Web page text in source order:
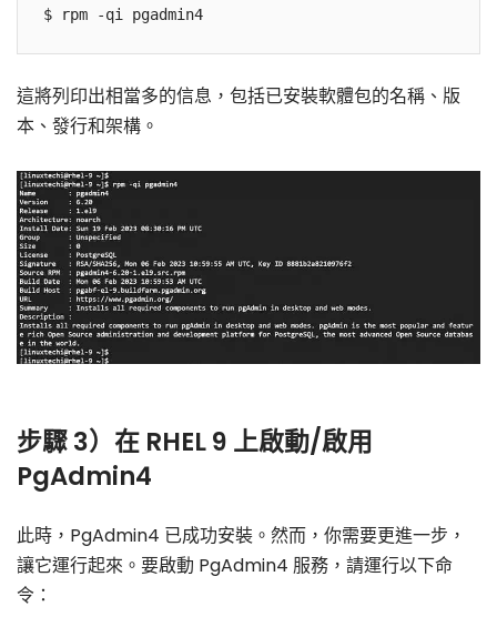
這將列印出相當多的信息，包括已安裝軟體包的名稱、版
本、發行和架構。
步驟 3）在 RHEL 9 上啟動/啟用
PgAdmin4
此時，PgAdmin4 已成功安裝。然而，你需要更進一步，
讓它運行起來。要啟動 PgAdmin4 服務，請運行以下命
令：